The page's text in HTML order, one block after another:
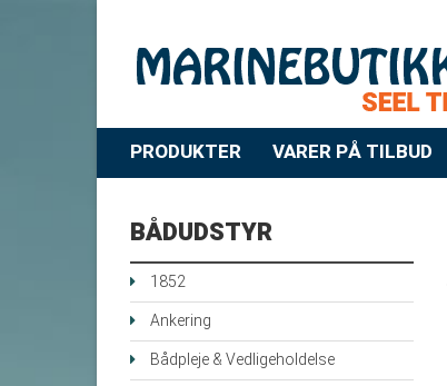
PRODUKTER VARER PÅ TILBUD
BÅDUDSTYR
1852
Ankering
Bådpleje & Vedligeholdelse